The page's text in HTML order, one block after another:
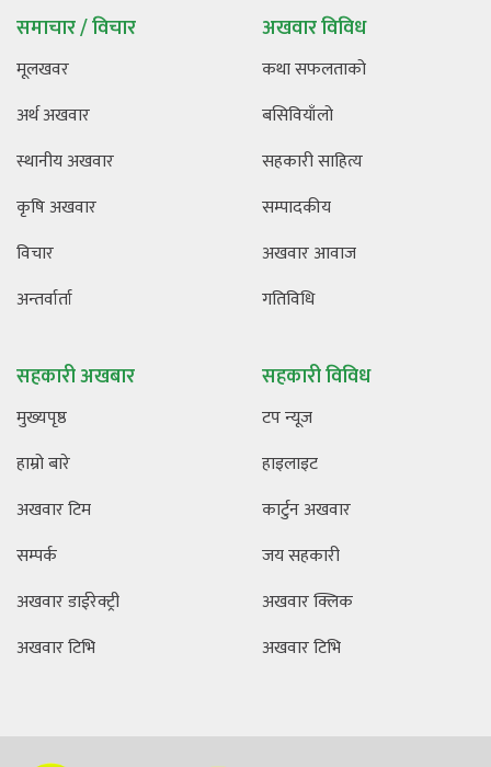
समाचार / विचार
मूलखवर
अर्थ अखवार
स्थानीय अखवार
कृषि अखवार
विचार
अन्तर्वार्ता
अखवार विविध
कथा सफलताको
बसिवियाँलो
सहकारी साहित्य
सम्पादकीय
अखवार आवाज
गतिविधि
सहकारी अखबार
मुख्यपृष्ठ
हाम्रो बारे
अखवार टिम
सम्पर्क
अखवार डाईरेक्ट्री
अखवार टिभि
सहकारी विविध
टप न्यूज
हाइलाइट
कार्टुन अखवार
जय सहकारी
अखवार क्लिक
अखवार टिभि